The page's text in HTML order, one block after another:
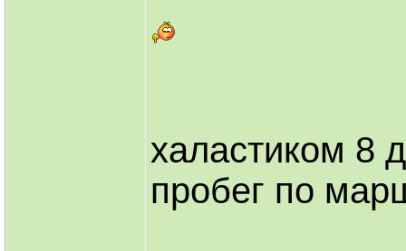
халастиком 8
пробег по